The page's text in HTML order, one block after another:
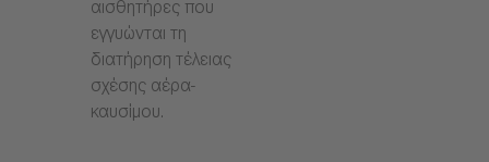
αισθητήρες που
εγγυώνται τη
διατήρηση τέλειας
σχέσης αέρα-
καυσίμου.